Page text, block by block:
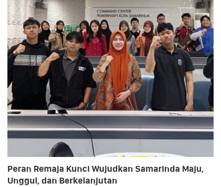
Peran Remaja Kunci Wujudkan Samarinda Maju,
Unggul, dan Berkelanjutan